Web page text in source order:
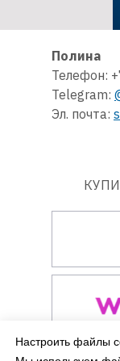
Полина
Телефон:
Telegram:
Эл. почта:
Настроить файлы